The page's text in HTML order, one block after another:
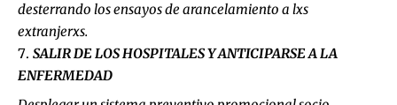
desterrando los ensayos de arancelamiento a lxs
extranjerxs.
SALIR DE LOS HOSPITALES Y ANTICIPARSE A LA
ENFERMEDAD